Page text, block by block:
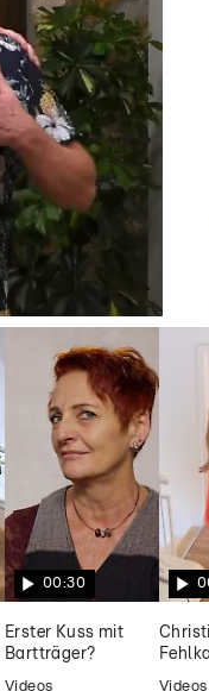
00:30
Erster Kuss mit
Bartträger?
Videos Videos